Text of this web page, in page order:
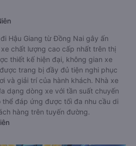
Hậu Giang từ Đồng Nai gây ấn
chất lượng cao cấp nhất trên thị
thiết kế hiện đại, không gian xe
trang bị đầy đủ tiện nghi phục
và giải trí của hành khách. Nhà xe
dạng dòng xe với tần suất chuyến
thể đáp ứng được tối đa nhu cầu di
hàng trên tuyến đường.